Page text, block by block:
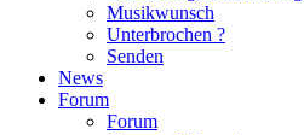
Musikwunsch
Unterbrochen ?
Senden
News
Forum
Forum